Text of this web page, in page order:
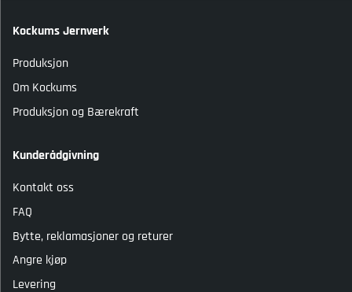
Kockums Jernverk
Produksjon
Om Kockums
Produksjon og Bærekraft
Kunderådgivning
Kontakt oss
FAQ
Bytte, reklamasjoner og returer
Angre kjøp
Levering